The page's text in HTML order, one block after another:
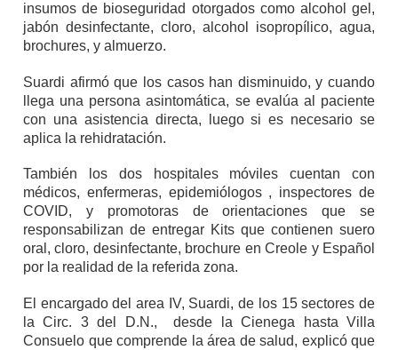
insumos de bioseguridad otorgados como alcohol gel,
jabón desinfectante, cloro, alcohol isopropílico, agua,
brochures, y almuerzo.
Suardi afirmó que los casos han disminuido, y cuando
llega una persona asintomática, se evalúa al paciente
con una asistencia directa, luego si es necesario se
aplica la rehidratación.
También los dos hospitales móviles cuentan con
médicos, enfermeras, epidemiólogos , inspectores de
COVID, y promotoras de orientaciones que se
responsabilizan de entregar Kits que contienen suero
oral, cloro, desinfectante, brochure en Creole y Español
por la realidad de la referida zona.
El encargado del area IV, Suardi, de los 15 sectores de
la Circ. 3 del D.N., desde la Cienega hasta Villa
Consuelo que comprende la área de salud, explicó que